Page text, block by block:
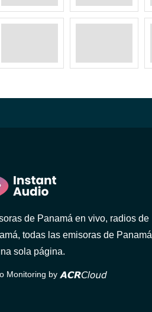
de Panamá en vivo, radios de
todas las emisoras de Panamá
sola página.
Monitoring by